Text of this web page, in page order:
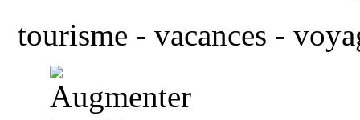
tourisme - vacances -